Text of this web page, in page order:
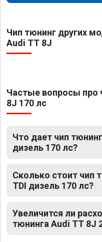
Чип тюнинг других
Audi TT 8J
Частые вопросы про
8J 170 лс
Что дает чип
дизель 170 лс?
Сколько стоит чип
TDI дизель 170 лс?
Увеличится ли
тюнинга Audi TT 8J